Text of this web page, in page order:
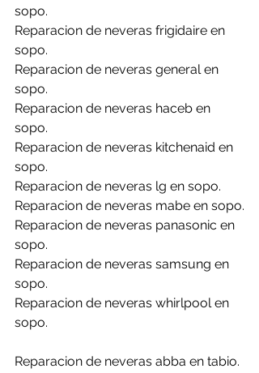
sopo.
Reparacion de neveras frigidaire en
sopo.
Reparacion de neveras general en
sopo.
Reparacion de neveras haceb en
sopo.
Reparacion de neveras kitchenaid en
sopo.
Reparacion de neveras lg en sopo.
Reparacion de neveras mabe en sopo.
Reparacion de neveras panasonic en
sopo.
Reparacion de neveras samsung en
sopo.
Reparacion de neveras whirlpool en
sopo.
Reparacion de neveras abba en tabio.